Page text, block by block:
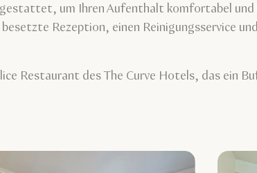
um Ihren Aufenthalt komfortabel
besetzte Rezeption, einen Reinigungsservice
Restaurant des The Curve Hotels, das ein